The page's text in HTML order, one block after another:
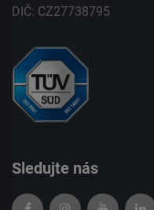
DIČ: CZ27738795
Sledujte nás